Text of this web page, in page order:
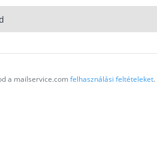
a mailservice.comfelhasználási feltételeket.